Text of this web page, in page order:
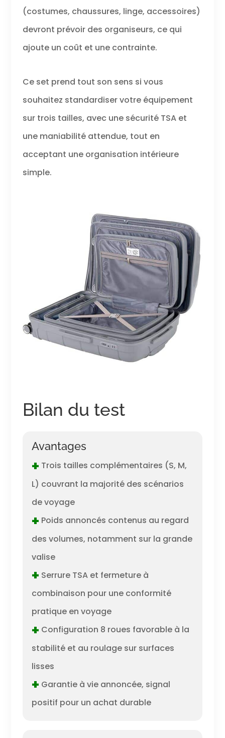
(costumes, chaussures, linge, accessoires)
devront prévoir des organiseurs, ce qui
ajoute un coût et une contrainte.
Ce set prend tout son sens si vous
souhaitez standardiser votre équipement
sur trois tailles, avec une sécurité TSA et
une maniabilité attendue, tout en
acceptant une organisation intérieure
simple.
Bilan du test
Avantages
+ Trois tailles complémentaires (S, M,
L) couvrant la majorité des scénarios
de voyage
+ Poids annoncés contenus au regard
des volumes, notamment sur la grande
valise
+ Serrure TSA et fermeture à
combinaison pour une conformité
pratique en voyage
+ Configuration 8 roues favorable à la
stabilité et au roulage sur surfaces
lisses
+ Garantie à vie annoncée, signal
positif pour un achat durable